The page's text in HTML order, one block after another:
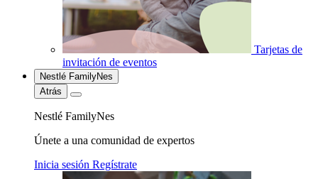
Tarjetas de
invitación de eventos
Nestlé FamilyNes
Atrás
Nestlé FamilyNes
Únete a una comunidad de expertos
Inicia sesión Regístrate